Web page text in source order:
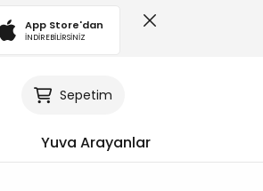
App Store'dan
İNDİREBİLİRSİNİZ
Sepetim
Yuva Arayanlar